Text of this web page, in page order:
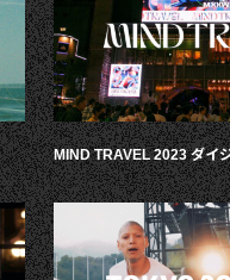
MIND TRAVEL 2023 ダイ